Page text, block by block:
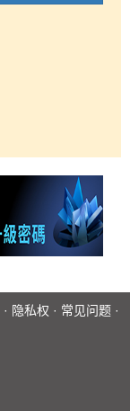
· 隐私权 · 常见问题 ·